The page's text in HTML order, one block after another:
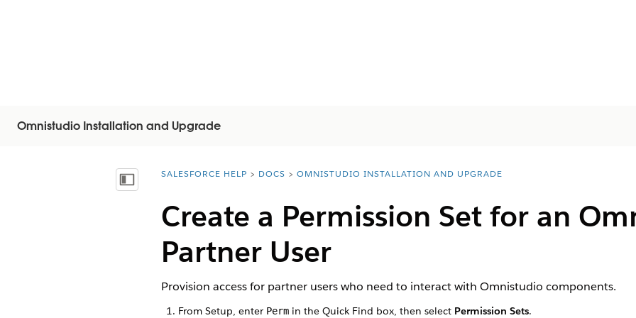
Omnistudio Installation and Upgrade
Mostrar índice de materias
You are here:
SALESFORCE HELP DOCS OMNISTUDIO INSTALLATION AND UPGRADE
Create a Permission Set for an
Partner User
Provision access for partner users who need to interact with Omnistudio components.
From Setup, enter Permin the Quick Find box, then select Permission Sets.